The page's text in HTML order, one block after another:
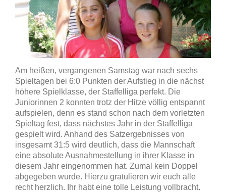
Am heißen, vergangenen Samstag war nach sechs
Spieltagen bei 6:0 Punkten der Aufstieg in die nächst
höhere Spielklasse, der Staffelliga perfekt. Die
Juniorinnen 2 konnten trotz der Hitze völlig entspannt
aufspielen, denn es stand schon nach dem vorletzten
Spieltag fest, dass nächstes Jahr in der Staffelliga
gespielt wird. Anhand des Satzergebnisses von
insgesamt 31:5 wird deutlich, dass die Mannschaft
eine absolute Ausnahmestellung in ihrer Klasse in
diesem Jahr eingenommen hat. Zumal kein Doppel
abgegeben wurde. Hierzu gratulieren wir euch alle
recht herzlich. Ihr habt eine tolle Leistung vollbracht.